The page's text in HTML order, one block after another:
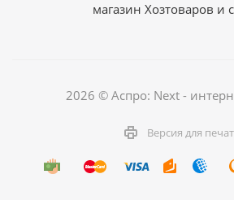
магазин Хозтоваров и
2026 © Аспро: Next -
Версия для